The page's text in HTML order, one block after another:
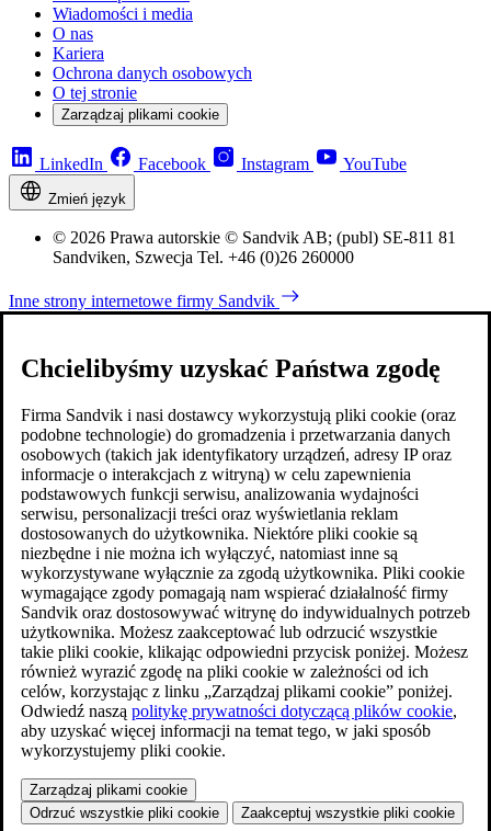
Wiadomości i media
O nas
Kariera
Ochrona danych osobowych
O tej stronie
Zarządzaj plikami cookie
LinkedIn Facebook Instagram YouTube
Zmień język
© 2026 Prawa autorskie © Sandvik AB; (publ) SE-811 81
Sandviken, Szwecja Tel. +46 (0)26 260000
Inne strony internetowe firmy Sandvik
Chcielibyśmy uzyskać Państwa zgodę
Firma Sandvik i nasi dostawcy wykorzystują pliki cookie (oraz
podobne technologie) do gromadzenia i przetwarzania danych
osobowych (takich jak identyfikatory urządzeń, adresy IP oraz
informacje o interakcjach z witryną) w celu zapewnienia
podstawowych funkcji serwisu, analizowania wydajności
serwisu, personalizacji treści oraz wyświetlania reklam
dostosowanych do użytkownika. Niektóre pliki cookie są
niezbędne i nie można ich wyłączyć, natomiast inne są
wykorzystywane wyłącznie za zgodą użytkownika. Pliki cookie
wymagające zgody pomagają nam wspierać działalność firmy
Sandvik oraz dostosowywać witrynę do indywidualnych potrzeb
użytkownika. Możesz zaakceptować lub odrzucić wszystkie
takie pliki cookie, klikając odpowiedni przycisk poniżej. Możesz
również wyrazić zgodę na pliki cookie w zależności od ich
celów, korzystając z linku „Zarządzaj plikami cookie” poniżej.
Odwiedź naszą politykę prywatności dotyczącą plików cookie,
aby uzyskać więcej informacji na temat tego, w jaki sposób
wykorzystujemy pliki cookie.
Zarządzaj plikami cookie
Odrzuć wszystkie pliki cookie
Zaakceptuj wszystkie pliki cookie